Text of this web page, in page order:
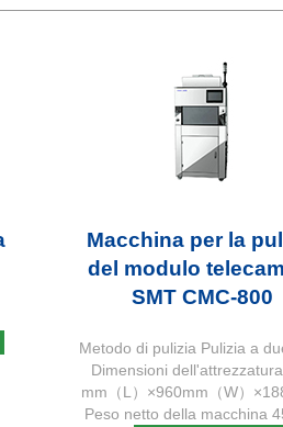
Macchina per la
del modulo
SMT CMC-800
Metodo di pulizia Pulizia a
Dimensioni
mm（L）×960mm（W）
Peso netto della macchina